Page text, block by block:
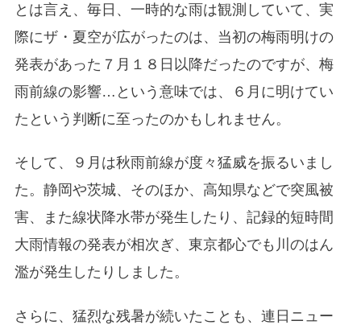
とは言え、毎日、一時的な雨は観測していて、実
際にザ・夏空が広がったのは、当初の梅雨明けの
発表があった７月１８日以降だったのですが、梅
雨前線の影響…という意味では、６月に明けてい
たという判断に至ったのかもしれません。
そして、９月は秋雨前線が度々猛威を振るいまし
た。静岡や茨城、そのほか、高知県などで突風被
害、また線状降水帯が発生したり、記録的短時間
大雨情報の発表が相次ぎ、東京都心でも川のはん
濫が発生したりしました。
さらに、猛烈な残暑が続いたことも、連日ニュー